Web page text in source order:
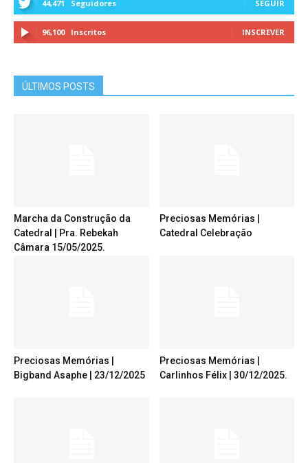
44,471 Seguidores SEGUIR
96,100 Inscritos INSCREVER
ÚLTIMOS POSTS
Marcha da Construção da
Catedral | Pra. Rebekah
Câmara 15/05/2025.
Preciosas Memórias |
Catedral Celebração
Preciosas Memórias |
Bigband Asaphe | 23/12/2025
Preciosas Memórias |
Carlinhos Félix | 30/12/2025.